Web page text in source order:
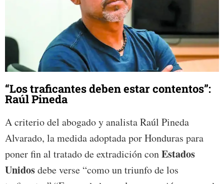
“Los traficantes deben estar contentos”:
Raúl Pineda
A criterio del abogado y analista Raúl Pineda
Alvarado, la medida adoptada por Honduras para
poner fin al tratado de extradición conEstados
Unidosdebe verse “como un triunfo de los